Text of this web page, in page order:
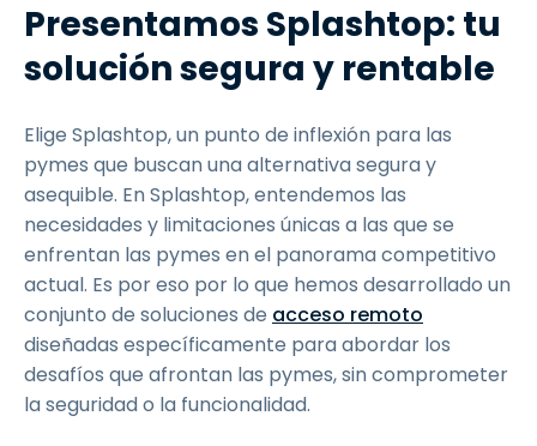
Presentamos Splashtop: tu
solución segura y rentable
Elige Splashtop, un punto de inflexión para las
pymes que buscan una alternativa segura y
asequible. En Splashtop, entendemos las
necesidades y limitaciones únicas a las que se
enfrentan las pymes en el panorama competitivo
actual. Es por eso por lo que hemos desarrollado un
conjunto de soluciones de acceso remoto
diseñadas específicamente para abordar los
desafíos que afrontan las pymes, sin comprometer
la seguridad o la funcionalidad.